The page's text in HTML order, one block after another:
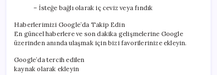
– İsteğe bağlı olarak iç ceviz veya fındık
Haberlerimizi Google’da Takip Edin
En güncel haberlere ve son dakika gelişmelerine Google
üzerinden anında ulaşmak için bizi favorilerinize ekleyin.
Google’da tercih edilen
kaynak olarak ekleyin